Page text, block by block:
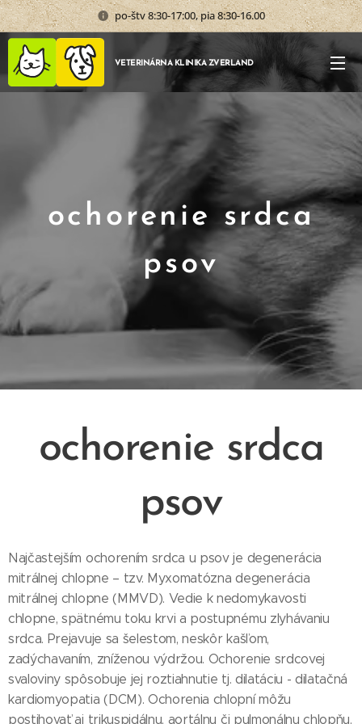
po-štv 8:30-17:00, pia 8:30-16.00
VETERINÁRNA KLINIKA ZVERLAND
ochorenie srdca
psov
ochorenie srdca
psov
Najčastejším ochorením srdca u psov je degenerácia
mitrálnej chlopne – tzv. Myxomatózna degenerácia
mitrálnej chlopne (MMVD). Vedie k nedomykavosti
chlopne, spätnému toku krvi a postupnému zlyhávaniu
srdca. Prejavuje sa šelestom, neskôr kašľom,
zadýchavaním, zníženou výdržou. Ochorenie srdcovej
svaloviny spôsobuje jej roztiahnutie tj. dilatáciu - dilatačná
kardiomyopatia (DCM). Ochorenia chlopní môžu
postihovať aj trikuspidálnu, aortálnu či pulmonálnu chlopňu.